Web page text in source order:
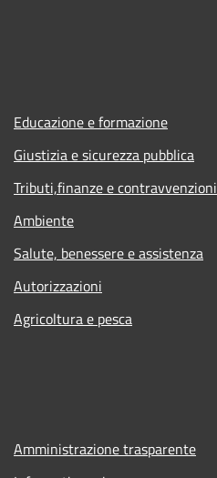
Educazione e formazione
Giustizia e sicurezza pubblica
Tributi,finanze e contravvenzioni
Ambiente
Salute, benessere e assistenza
Autorizzazioni
Agricoltura e pesca
Amministrazione trasparente